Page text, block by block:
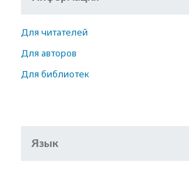
Для читателей
Для авторов
Для библиотек
Язык